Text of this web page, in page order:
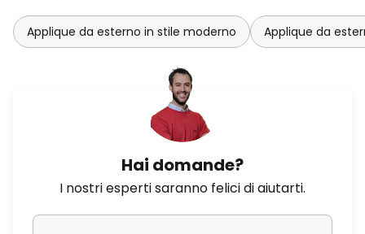
Applique da esterno in stile moderno Applique da
Hai domande?
I nostri esperti saranno felici di aiutarti.